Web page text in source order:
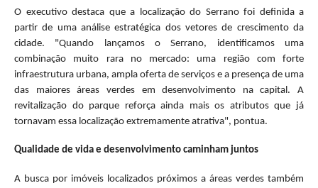
O executivo destaca que a localização do Serrano foi definida a
partir de uma análise estratégica dos vetores de crescimento da
cidade. "Quando lançamos o Serrano, identificamos uma
combinação muito rara no mercado: uma região com forte
infraestrutura urbana, ampla oferta de serviços e a presença de uma
das maiores áreas verdes em desenvolvimento na capital. A
revitalização do parque reforça ainda mais os atributos que já
tornavam essa localização extremamente atrativa", pontua.
Qualidade de vida e desenvolvimento caminham juntos
A busca por imóveis localizados próximos a áreas verdes também